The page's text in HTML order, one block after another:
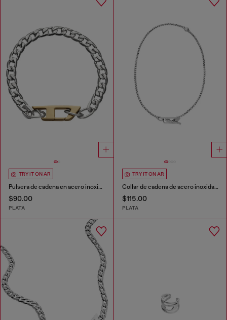
TRY IT ON AR
Pulsera de cadena en acero inoxidable
$90.00
PLATA
TRY IT ON AR
Collar de cadena de acero inoxidable
$115.00
PLATA